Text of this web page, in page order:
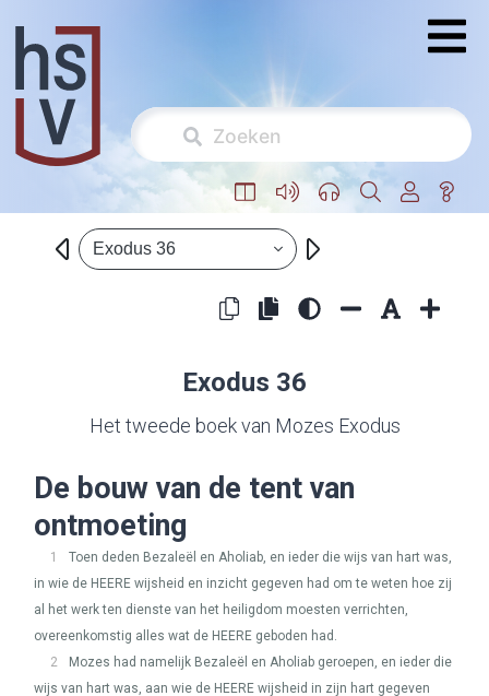
Exodus 36
Exodus 36
Het tweede boek van Mozes Exodus
De bouw van de tent van
ontmoeting
1
Toen deden Bezaleël en Aholiab, en ieder die wijs van hart was,
in wie de HEERE wijsheid en inzicht gegeven had om te weten hoe zij
al het werk ten dienste van het heiligdom moesten verrichten,
overeenkomstig alles wat de HEERE geboden had.
2
Mozes had namelijk Bezaleël en Aholiab geroepen, en ieder die
wijs van hart was, aan wie de HEERE wijsheid in zijn hart gegeven